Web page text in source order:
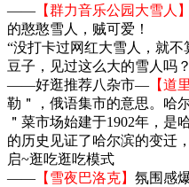
—— 【群力音乐公园大雪人】
的憨憨雪人，贼可爱！
“没打卡过网红大雪人，就
豆子，见过这么大的雪人吗？
——好逛推荐八杂市— 【道
勒＂，俄语集市的意思。哈
＂菜市场始建于1902年，是
的历史见证了哈尔滨的变迁
启~逛吃逛吃模式
—— 【雪夜巴洛克】 氛围感